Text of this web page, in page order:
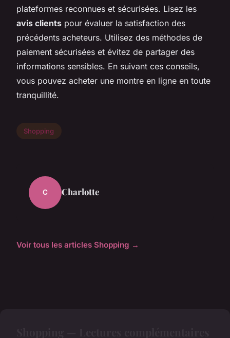
plateformes reconnues et sécurisées. Lisez les
avis clients pour évaluer la satisfaction des
précédents acheteurs. Utilisez des méthodes de
paiement sécurisées et évitez de partager des
informations sensibles. En suivant ces conseils,
vous pouvez acheter une montre en ligne en toute
tranquillité.
Shopping
C Charlotte
Voir tous les articles Shopping →